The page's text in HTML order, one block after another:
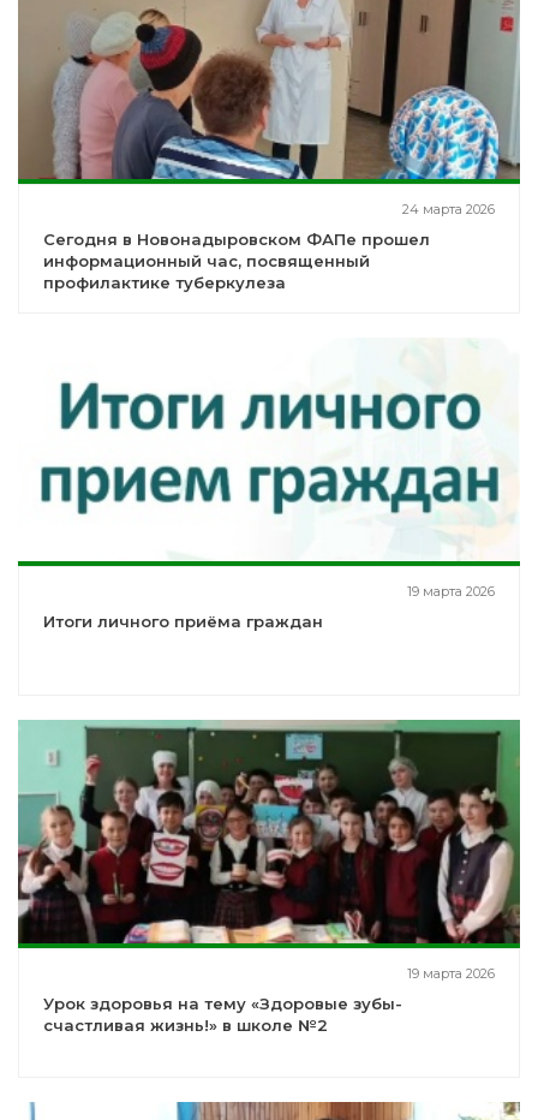
24 марта 2026
Сегодня в Новонадыровском ФАПе прошел
информационный час, посвященный
профилактике туберкулеза
19 марта 2026
Итоги личного приёма граждан
19 марта 2026
Урок здоровья на тему «Здоровые зубы-
счастливая жизнь!» в школе №2